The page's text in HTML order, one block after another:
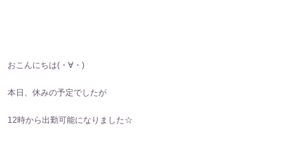
おこんにちは(⁠・⁠∀⁠・⁠)
本日、休みの予定でしたが
12時から出勤可能になりました☆